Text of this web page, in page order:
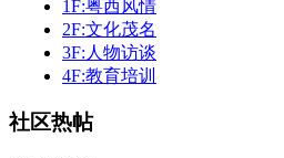
1F:粤西风情
2F:文化茂名
3F:人物访谈
4F:教育培训
社区热帖